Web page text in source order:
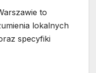
to
lokalnych
specyfiki